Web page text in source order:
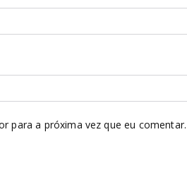
para a próxima vez que eu comentar.